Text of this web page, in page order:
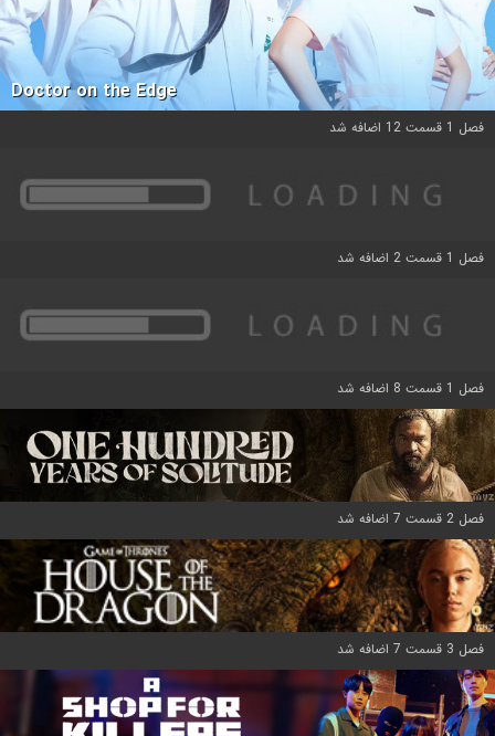
Doctor on the Edge
فصل 1 قسمت 12 اضافه شد
فصل 1 قسمت 2 اضافه شد
فصل 1 قسمت 8 اضافه شد
فصل 2 قسمت 7 اضافه شد
فصل 3 قسمت 7 اضافه شد